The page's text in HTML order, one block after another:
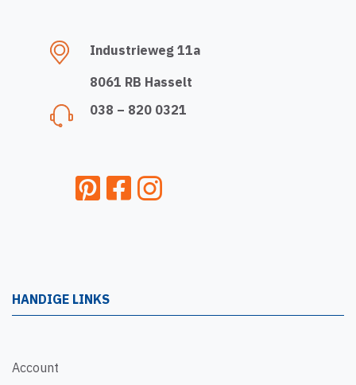
Industrieweg 11a
8061 RB Hasselt
038 – 820 0321
HANDIGE LINKS
Account